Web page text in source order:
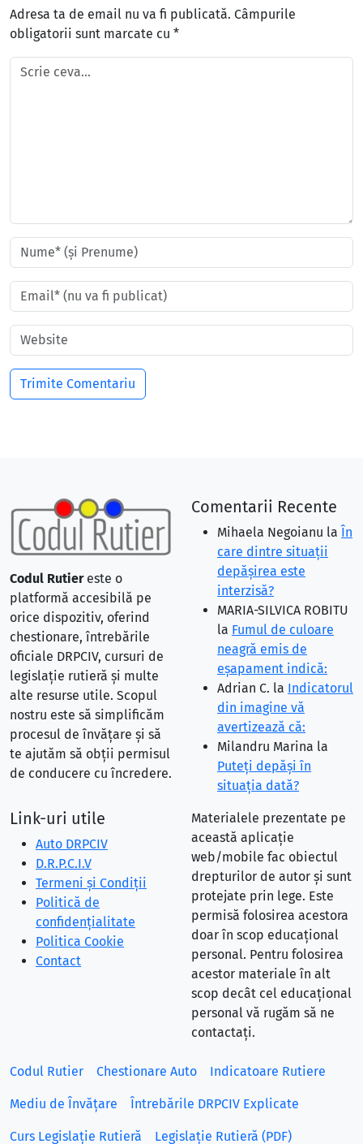
Adresa ta de email nu va fi publicată. Câmpurile
obligatorii sunt marcate cu *
Codul Rutiereste o
platformă accesibilă pe
orice dispozitiv, oferind
chestionare, întrebările
oficiale DRPCIV, cursuri de
legislație rutieră și multe
alte resurse utile. Scopul
nostru este să simplificăm
procesul de învățare și să
te ajutăm să obții permisul
de conducere cu încredere.
Comentarii Recente
Mihaela Negoianu la În
care dintre situaţii
depăşirea este
interzisă?
MARIA-SILVICA ROBITU
la Fumul de culoare
neagră emis de
eşapament indică:
Adrian C. la Indicatorul
din imagine vă
avertizează că:
Milandru Marina la
Puteţi depăşi în
situaţia dată?
Link-uri utile
Auto DRPCIV
D.R.P.C.I.V
Termeni și Condiții
Politică de
confidențialitate
Politica Cookie
Contact
Materialele prezentate pe
această aplicație
web/mobile fac obiectul
drepturilor de autor și sunt
protejate prin lege. Este
permisă folosirea acestora
doar în scop educațional
personal. Pentru folosirea
acestor materiale în alt
scop decât cel educațional
personal vă rugăm să ne
contactați.
Codul Rutier Chestionare Auto Indicatoare Rutiere
Mediu de Învățare Întrebările DRPCIV Explicate
Curs Legislație Rutieră Legislație Rutieră (PDF)